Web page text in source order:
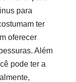
para
ter
oferecer
Além
pode ter a